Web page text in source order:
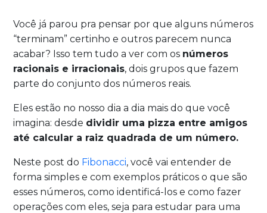
Você já parou pra pensar por que alguns números
“terminam” certinho e outros parecem nunca
acabar? Isso tem tudo a ver com os números
racionais e irracionais, dois grupos que fazem
parte do conjunto dos números reais.
Eles estão no nosso dia a dia mais do que você
imagina: desde dividir uma pizza entre amigos
até calcular a raiz quadrada de um número.
Neste post do Fibonacci, você vai entender de
forma simples e com exemplos práticos o que são
esses números, como identificá-los e como fazer
operações com eles, seja para estudar para uma